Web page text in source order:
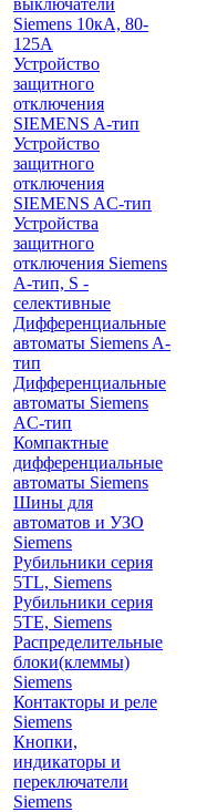
выключатели
Siemens 10кА, 80-
125A
Устройство
защитного
отключения
SIEMENS A-тип
Устройство
защитного
отключения
SIEMENS AС-тип
Устройства
защитного
отключения Siemens
A-тип, S -
селективные
Дифференциальные
автоматы Siemens A-
тип
Дифференциальные
автоматы Siemens
AС-тип
Компактные
дифференциальные
автоматы Siemens
Шины для
автоматов и УЗО
Siemens
Рубильники серия
5TL, Siemens
Рубильники серия
5TE, Siemens
Распределительные
блоки(клеммы)
Siemens
Контакторы и реле
Siemens
Кнопки,
индикаторы и
переключатели
Siemens